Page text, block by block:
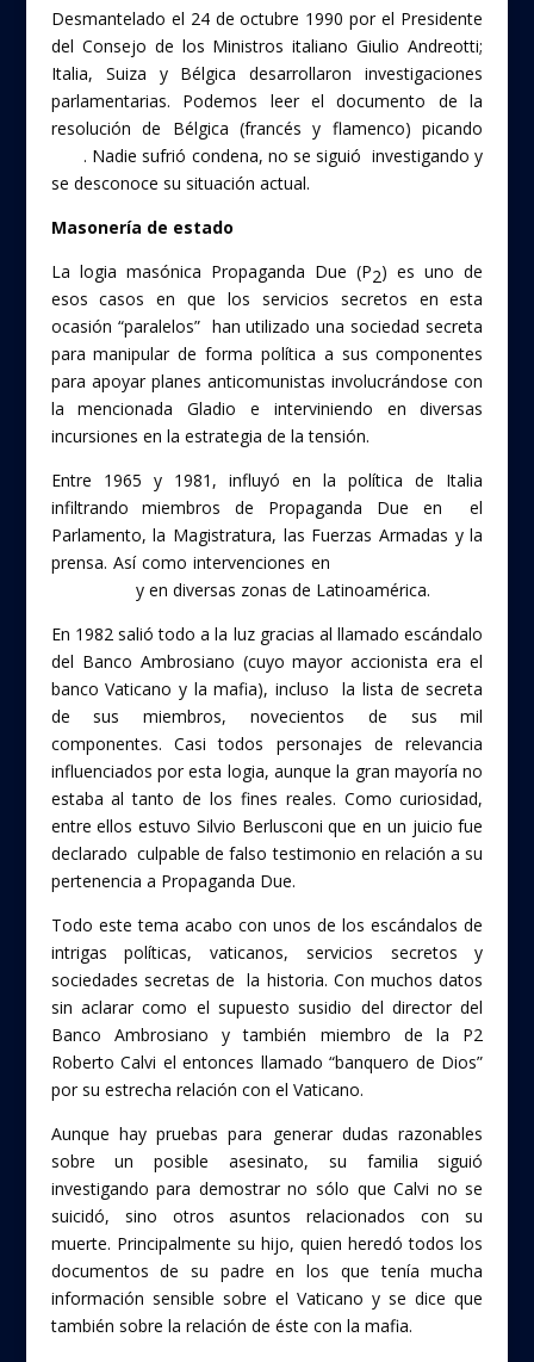
Desmantelado el 24 de octubre 1990 por el Presidente
del Consejo de los Ministros italiano Giulio Andreotti;
Italia, Suiza y Bélgica desarrollaron investigaciones
parlamentarias. Podemos leer el documento de la
resolución de Bélgica (francés y flamenco) picando
. Nadie sufrió condena, no se siguió investigando y
se desconoce su situación actual.
Masonería de estado
La logia masónica Propaganda Due (P2) es uno de
esos casos en que los servicios secretos en esta
ocasión “paralelos” han utilizado una sociedad secreta
para manipular de forma política a sus componentes
para apoyar planes anticomunistas involucrándose con
la mencionada Gladio e interviniendo en diversas
incursiones en la estrategia de la tensión.
Entre 1965 y 1981, influyó en la política de Italia
infiltrando miembros de Propaganda Due en el
Parlamento, la Magistratura, las Fuerzas Armadas y la
prensa. Así como intervenciones en
y en diversas zonas de Latinoamérica.
En 1982 salió todo a la luz gracias al llamado escándalo
del Banco Ambrosiano (cuyo mayor accionista era el
banco Vaticano y la mafia), incluso la lista de secreta
de sus miembros, novecientos de sus mil
componentes. Casi todos personajes de relevancia
influenciados por esta logia, aunque la gran mayoría no
estaba al tanto de los fines reales. Como curiosidad,
entre ellos estuvo Silvio Berlusconi que en un juicio fue
declarado culpable de falso testimonio en relación a su
pertenencia a Propaganda Due.
Todo este tema acabo con unos de los escándalos de
intrigas políticas, vaticanos, servicios secretos y
sociedades secretas de la historia. Con muchos datos
sin aclarar como el supuesto susidio del director del
Banco Ambrosiano y también miembro de la P2
Roberto Calvi el entonces llamado “banquero de Dios”
por su estrecha relación con el Vaticano.
Aunque hay pruebas para generar dudas razonables
sobre un posible asesinato, su familia siguió
investigando para demostrar no sólo que Calvi no se
suicidó, sino otros asuntos relacionados con su
muerte. Principalmente su hijo, quien heredó todos los
documentos de su padre en los que tenía mucha
información sensible sobre el Vaticano y se dice que
también sobre la relación de éste con la mafia.